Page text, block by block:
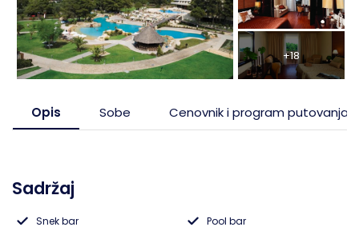
+18
Opis Sobe Cenovnik i program putovanja
Sadržaj
Snek bar
Pool bar
Pefkohori- Glarokavos
Possidi
Siviri
Solunska regija
Evia, ostrvo
Trakija
Lefkada, ostrvo
Ribarska Banja
Banja Vrujci
Sijarinska Banja
Sokobanja
Topola
Tumane